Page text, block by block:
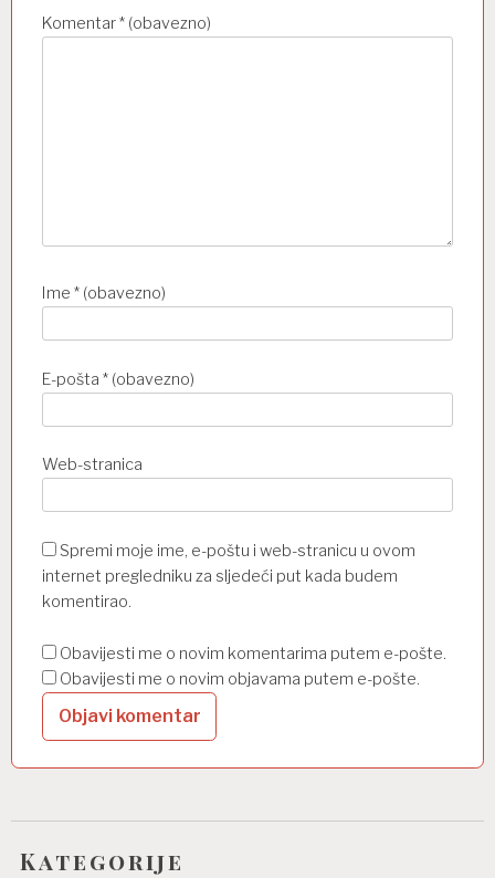
Komentar* (obavezno)
Ime * (obavezno)
E-pošta * (obavezno)
Web-stranica
Spremi moje ime, e-poštu i web-stranicu u ovom
internet pregledniku za sljedeći put kada budem
komentirao.
Obavijesti me o novim komentarima putem e-pošte.
Obavijesti me o novim objavama putem e-pošte.
Kategorije